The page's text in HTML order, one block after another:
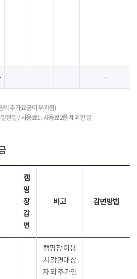
-
의 추가요금이 부과됨)
전일 / 사용료1 : 사용료2를 제외한 일
캠
핑
장
감
면
비고 감면방법
캠핑장 이용
시 감면대상
자 외 추가인